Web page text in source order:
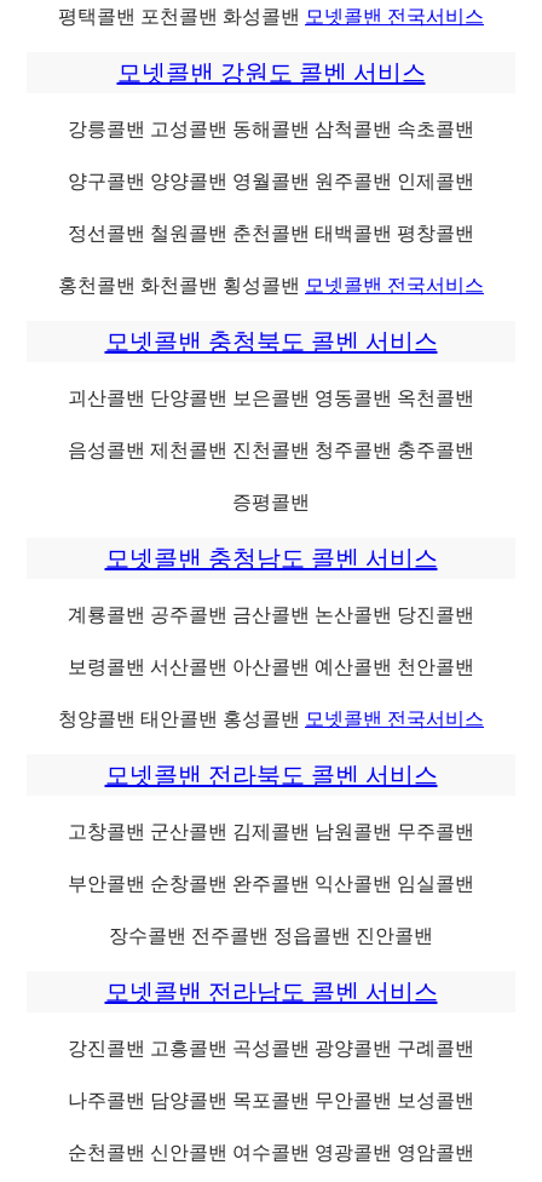
평택콜밴 포천콜밴 화성콜밴 모넷콜밴 전국서비스
모넷콜밴 강원도 콜벤 서비스
강릉콜밴 고성콜밴 동해콜밴 삼척콜밴 속초콜밴
양구콜밴 양양콜밴 영월콜밴 원주콜밴 인제콜밴
정선콜밴 철원콜밴 춘천콜밴 태백콜밴 평창콜밴
홍천콜밴 화천콜밴 횡성콜밴 모넷콜밴 전국서비스
모넷콜밴 충청북도 콜벤 서비스
괴산콜밴 단양콜밴 보은콜밴 영동콜밴 옥천콜밴
음성콜밴 제천콜밴 진천콜밴 청주콜밴 충주콜밴
증평콜밴
모넷콜밴 충청남도 콜벤 서비스
계룡콜밴 공주콜밴 금산콜밴 논산콜밴 당진콜밴
보령콜밴 서산콜밴 아산콜밴 예산콜밴 천안콜밴
청양콜밴 태안콜밴 홍성콜밴 모넷콜밴 전국서비스
모넷콜밴 전라북도 콜벤 서비스
고창콜밴 군산콜밴 김제콜밴 남원콜밴 무주콜밴
부안콜밴 순창콜밴 완주콜밴 익산콜밴 임실콜밴
장수콜밴 전주콜밴 정읍콜밴 진안콜밴
모넷콜밴 전라남도 콜벤 서비스
강진콜밴 고흥콜밴 곡성콜밴 광양콜밴 구례콜밴
나주콜밴 담양콜밴 목포콜밴 무안콜밴 보성콜밴
순천콜밴 신안콜밴 여수콜밴 영광콜밴 영암콜밴